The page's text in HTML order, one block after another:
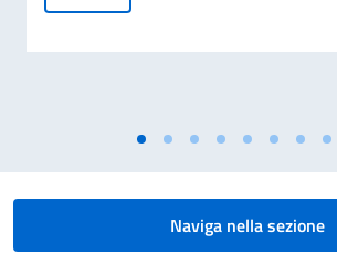
Naviga nella sezione